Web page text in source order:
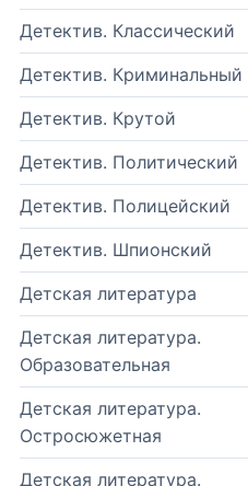
Детектив. Классический
Детектив. Криминальный
Детектив. Крутой
Детектив. Политический
Детектив. Полицейский
Детектив. Шпионский
Детская литература
Детская литература.
Образовательная
Детская литература.
Остросюжетная
Детская литература.